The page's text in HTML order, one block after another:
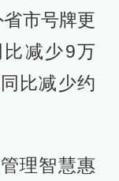
市号牌更
减少9万
比减少约
理智慧惠